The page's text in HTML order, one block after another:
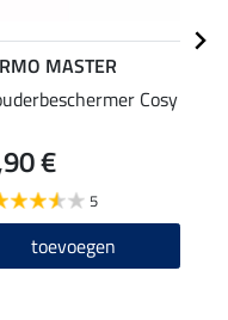
MASTER
Cosy
€
5
toevoegen